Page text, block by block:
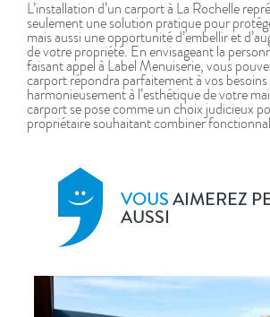
L’installation d’un carport à La Rochelle
seulement une solution pratique pour
mais aussi une opportunité d’embellir et
de votre propriété. En envisageant la
faisant appel à Label Menuiserie, vous
carport répondra parfaitement à vos besoins
harmonieusement à l’esthétique de votre
carport se pose comme un choix judicieux
propriétaire souhaitant combiner
VOUSAIMEREZ
AUSSI